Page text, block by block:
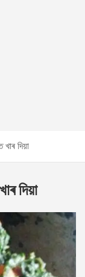
দিয়া
দিয়া